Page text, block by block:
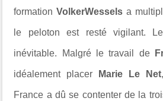
formationVolkerWessels a
le peloton est resté vigilant.
inévitable. Malgré le travail de
idéalement placer Marie Le Net
France a dû se contenter de la